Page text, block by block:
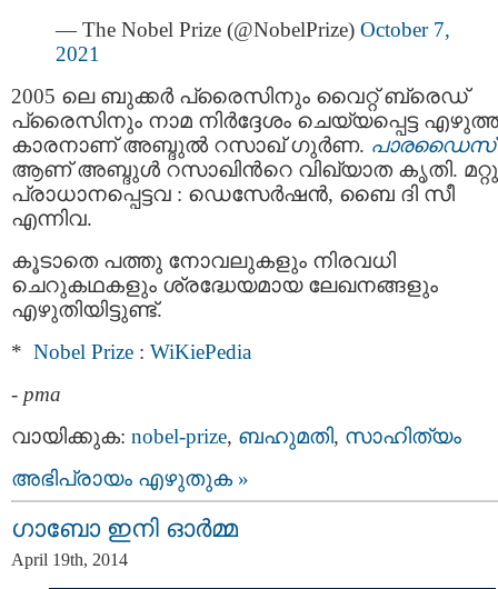
— The Nobel Prize (@NobelPrize) October 7,
2021
2005 ലെ ബുക്കര്‍ പ്രൈസിനും വൈറ്റ്‌ ബ്രെഡ്
പ്രൈസിനും നാമ നിര്‍ദ്ദേശം ചെയ്യപ്പെട്ട
കാരനാണ് അബ്ദുല്‍ റസാഖ് ഗുര്‍ണ. പാരഡൈസ്
ആണ് അബ്ദുള്‍ റസാഖിന്‍റെ വിഖ്യാത കൃതി. മറ്റു
പ്രാധാനപ്പെട്ടവ : ഡെസേര്‍ഷന്‍, ബൈ ദി സീ
എന്നിവ.
കൂടാതെ പത്തു നോവലുകളും നിരവധി
ചെറുകഥകളും ശ്രദ്ധേയമായ ലേഖനങ്ങളും
എഴുതിയിട്ടുണ്ട്.
* Nobel Prize : WiKiePedia
- pma
വായിക്കുക: nobel-prize, ബഹുമതി, സാഹിത്യം
അഭിപ്രായം എഴുതുക »
ഗാബോ ഇനി ഓര്‍മ്മ
April 19th, 2014